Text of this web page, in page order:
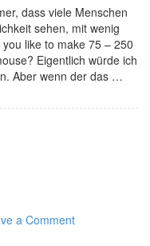
dass viele Menschen
sehen, mit wenig
like to make 75 – 250
Eigentlich würde ich
Aber wenn der das …
a Comment